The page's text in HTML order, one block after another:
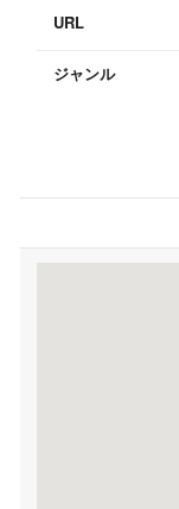
URL
ジャンル